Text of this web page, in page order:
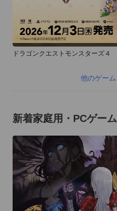
ドラゴンクエストモンスターズ
他のゲーム
新着家庭用・PCゲーム